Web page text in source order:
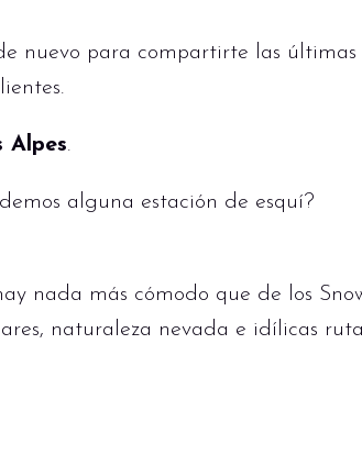
nuevo para compartirte las últimas
Alpes.
alguna estación de esquí?
nada más cómodo que de los
naturaleza nevada e idílicas